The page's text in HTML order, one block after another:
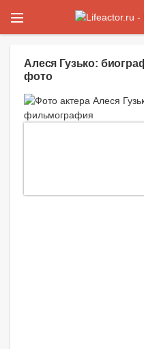
Алеся Гузько:
фото